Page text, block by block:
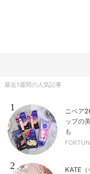
最近1週間の人気記事
1
ニベア
ップの
も
2
KATE